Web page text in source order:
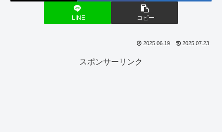
LINE コピー
2025.06.19 2025.07.23
スポンサーリンク